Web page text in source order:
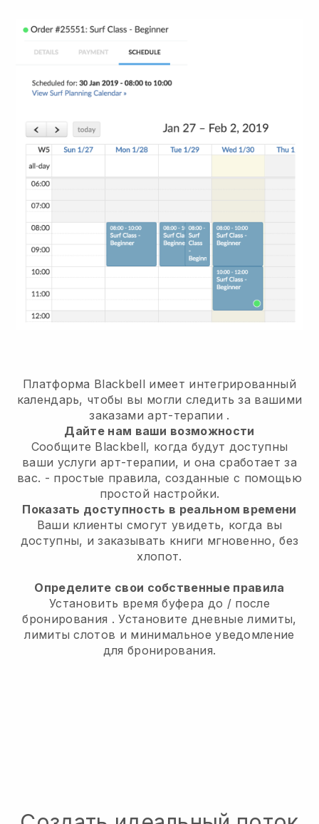
Платформа Blackbell имеет интегрированный
календарь, чтобы вы могли следить за вашими
заказами арт-терапии .
Дайте нам ваши возможности
Сообщите Blackbell, когда будут доступны
ваши услуги арт-терапии, и она сработает за
вас. - простые правила, созданные с помощью
простой настройки.
Показать доступность в реальном времени
Ваши клиенты смогут увидеть, когда вы
доступны, и заказывать книги мгновенно, без
хлопот.
Определите свои собственные правила
Установить время буфера до / после
бронирования . Установите дневные лимиты,
лимиты слотов и минимальное уведомление
для бронирования.